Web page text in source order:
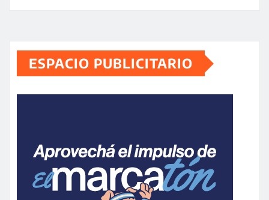
ESPACIO PUBLICITARIO